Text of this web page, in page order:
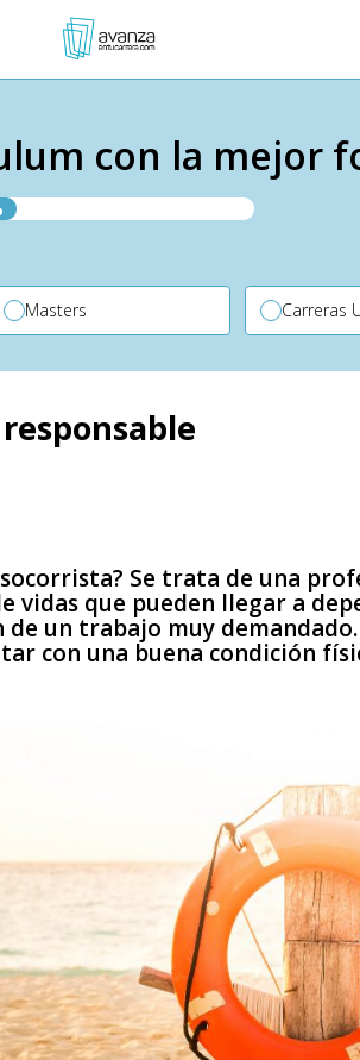
con la mejor
Masters Carreras
Se trata de una
vidas que pueden llegar a
un trabajo muy
con una buena condición